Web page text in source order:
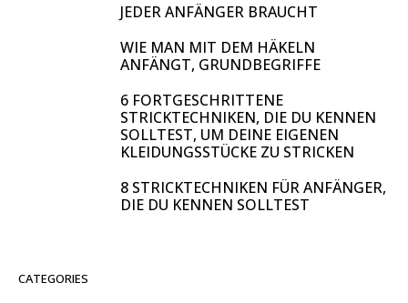
JEDER ANFÄNGER BRAUCHT
WIE MAN MIT DEM HÄKELN
ANFÄNGT, GRUNDBEGRIFFE
6 FORTGESCHRITTENE
STRICKTECHNIKEN, DIE DU KENNEN
SOLLTEST, UM DEINE EIGENEN
KLEIDUNGSSTÜCKE ZU STRICKEN
8 STRICKTECHNIKEN FÜR ANFÄNGER,
DIE DU KENNEN SOLLTEST
CATEGORIES